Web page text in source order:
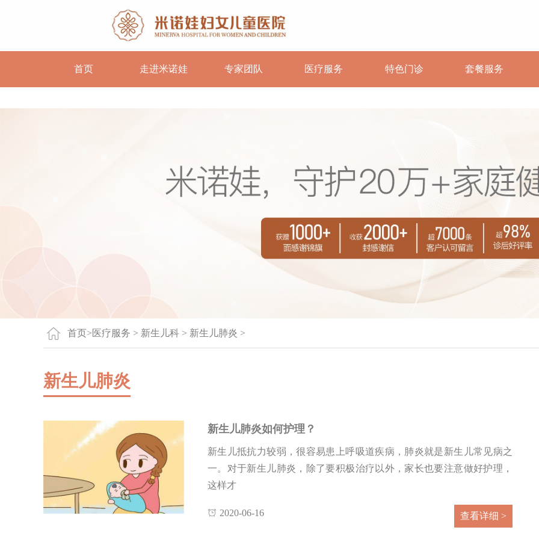
首页 走进米诺娃 专家团队 医疗服务 特色门诊 套餐服务
首页>医疗服务 > 新生儿科 > 新生儿肺炎 >
新生儿肺炎
新生儿肺炎如何护理？
新生儿抵抗力较弱，很容易患上呼吸道疾病，肺炎就是新生儿常见病之
一。对于新生儿肺炎，除了要积极治疗以外，家长也要注意做好护理，
这样才
2020-06-16 查看详细 >